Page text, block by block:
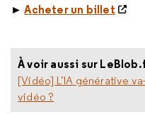
►Acheter un billet
À voir aussi sur
[Vidéo] L’IA générative
vidéo ?